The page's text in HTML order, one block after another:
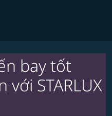
bay tốt
STARLUX